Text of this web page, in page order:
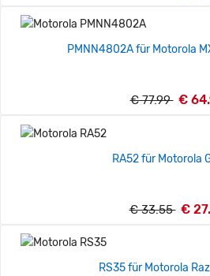
PMNN4802A für Motorola
€ 77.99 €
RA52 für Motorola
€ 33.55 €
RS35 für Motorola